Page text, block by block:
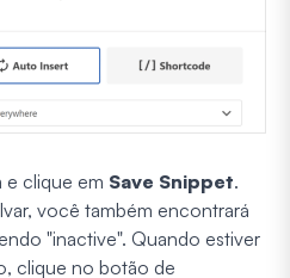
e clique em Save Snippet.
você também encontrará
"inactive". Quando estiver
clique no botão de